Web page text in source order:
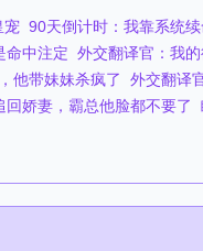
宠 90天倒计时：我靠系统续
命中注定 外交翻译官：我
他带妹妹杀疯了 外交翻译
回娇妻，霸总他脸都不要了